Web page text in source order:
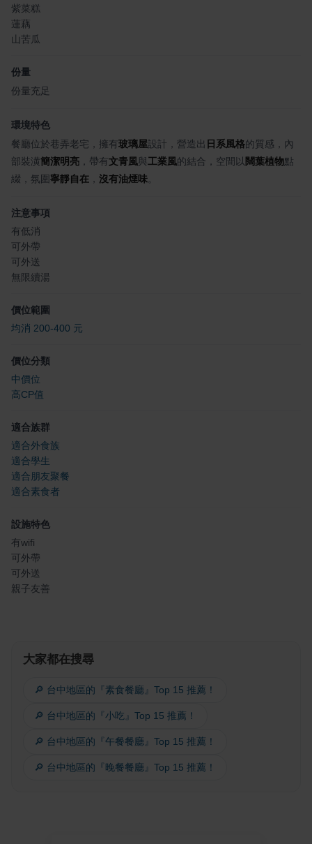
紫菜糕
蓮藕
山苦瓜
份量
份量充足
環境特色
餐廳位於巷弄老宅，擁有玻璃屋設計，營造出 日系風格的質感，內
部裝潢簡潔明亮 ，帶有文青風與工業風的結合，空間以 闊葉植物點
綴，氛圍寧靜自在 ， 沒有油煙味
注意事項
有低消
可外帶
可外送
無限續湯
價位範圍
均消 200-400 元
價位分類
中價位
高CP值
適合族群
適合外食族
適合學生
適合朋友聚餐
適合素食者
設施特色
有wifi
可外帶
可外送
親子友善
大家都在搜尋
🔎 台中地區的『素食餐廳』Top 15 推薦！
🔎 台中地區的『小吃』Top 15 推薦！
🔎 台中地區的『午餐餐廳』Top 15 推薦！
🔎 台中地區的『晚餐餐廳』Top 15 推薦！